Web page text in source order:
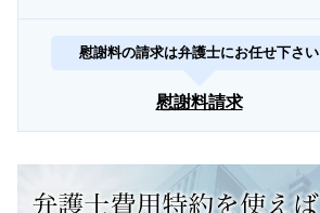
慰謝料の請求は弁護士にお任せ下さい
慰謝料請求